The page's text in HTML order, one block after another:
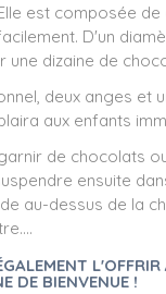
est composée de
D'un
une dizaine de
deux anges et
aux enfants
de chocolats
ensuite
au-dessus de la
DE BIENVENUE !